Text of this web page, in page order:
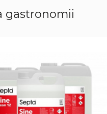
gastronomii